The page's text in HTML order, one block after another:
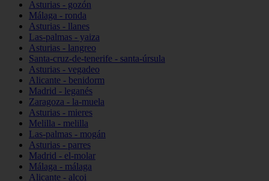
Asturias - gozón
Málaga - ronda
Asturias - llanes
Las-palmas - yaiza
Asturias - langreo
Santa-cruz-de-tenerife - santa-úrsula
Asturias - vegadeo
Alicante - benidorm
Madrid - leganés
Zaragoza - la-muela
Asturias - mieres
Melilla - melilla
Las-palmas - mogán
Asturias - parres
Madrid - el-molar
Málaga - málaga
Alicante - alcoi